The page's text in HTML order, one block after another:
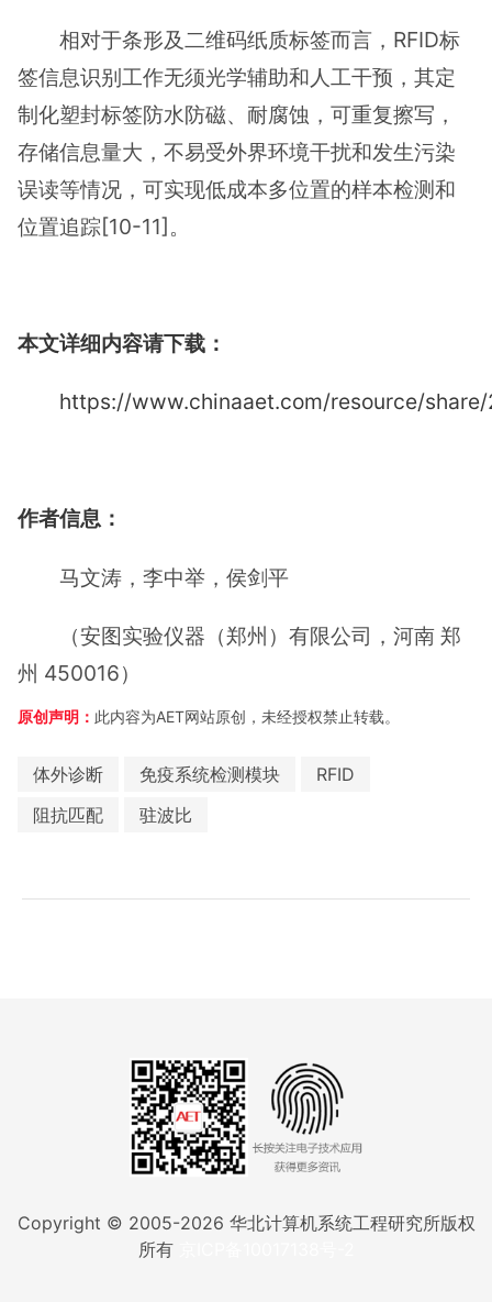
相对于条形及二维码纸质标签而言，RFID标
签信息识别工作无须光学辅助和人工干预，其定
制化塑封标签防水防磁、耐腐蚀，可重复擦写，
存储信息量大，不易受外界环境干扰和发生污染
误读等情况，可实现低成本多位置的样本检测和
位置追踪[10-11]。
本文详细内容请下载：
https://www.chinaaet.com/resource/
作者信息：
马文涛，李中举，侯剑平
（安图实验仪器（郑州）有限公司，河南 郑
州 450016）
原创声明： 此内容为AET网站原创，未经授权禁止转载。
体外诊断 免疫系统检测模块
RFID
阻抗匹配
驻波比
Copyright © 2005-2026 华北计算机系统工程研究所版权
所有